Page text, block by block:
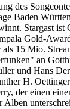
des
Baden
Stargast
Gold-
15 Mio.
an
und Hans
H.
der einen
Alben